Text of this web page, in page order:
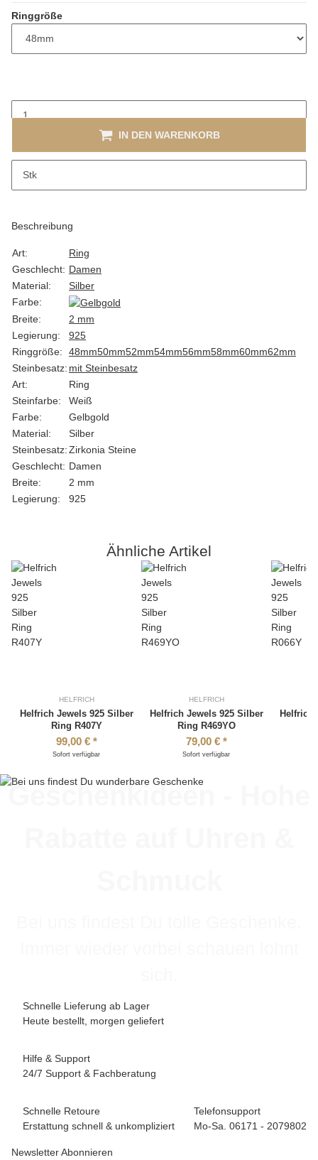
Ringgröße
Stk
IN DEN WARENKORB
Dieser Artikel hat Variationen. Wählen Sie bitte die gewünschte
Beschreibung
Art:
Ring
Geschlecht: Damen
Material:
Silber
Farbe:
Breite:
2 mm
Legierung:
925
Ringgröße:
48mm50mm52mm54mm56mm58mm60mm62mm
Steinbesatz: mit Steinbesatz
Art:
Ring
Steinfarbe:
Weiß
Farbe:
Gelbgold
Material:
Silber
Steinbesatz:Zirkonia Steine
Geschlecht: Damen
Breite:
2 mm
Legierung:
925
Ähnliche Artikel
HELFRICH
Helfrich Jewels 925 Silber
Ring R407Y
99,00 € *
Sofort verfügbar
HELFRICH
Helfrich Jewels 925 Silber
Ring R469YO
79,00 € *
Sofort verfügbar
Helfrich
Geschenkideen - Hohe
Schnelle Lieferung ab Lager
Heute bestellt, morgen geliefert
Hilfe & Support
24/7 Support & Fachberatung
Schnelle Retoure
Erstattung schnell & unkompliziert
Telefonsupport
Mo-Sa. 06171 - 2079802
Newsletter Abonnieren